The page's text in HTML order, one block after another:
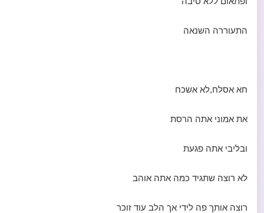
התעוררה השנאה
חא אסלח,לא אשכח
את אמוני אתה הרסת
ובליבי אתה פגעת
לא רוצה שתגיד כמה אתה אוהב
רוצה אותך פה לידי אך הלב עוד זוכר